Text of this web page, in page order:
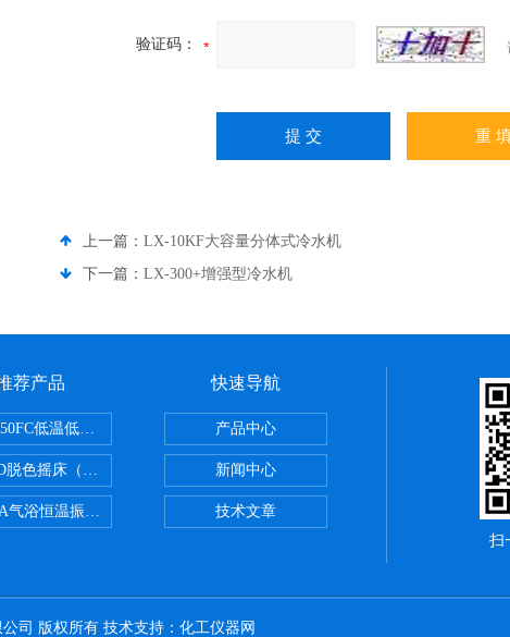
验证码：
上一篇： LX-10KF大容量分体式冷水机
下一篇： LX-300+增强型冷水机
荐产品
低温低湿种子储藏柜
脱色摇床（三维运动）
气浴恒温振荡器
快速导航
产品中心
新闻中心
技术文章
扫
司 版权所有 技术支持： 化工仪器网